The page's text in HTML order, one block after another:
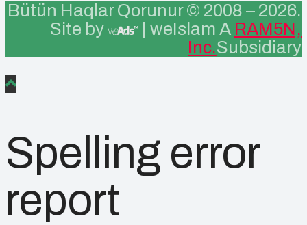
Bütün Haqlar Qorunur © 2008 – 2026.
Site by
| weIslam A RAM5N,
Inc.Subsidiary
Spelling error
report